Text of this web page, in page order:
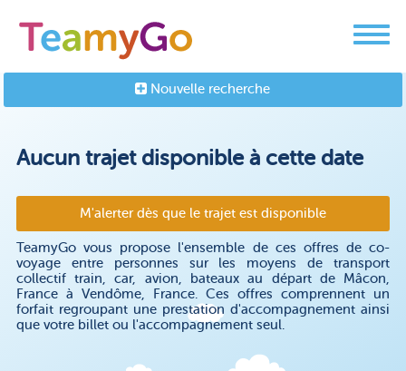
Nouvelle recherche
Aucun trajet disponible à cette date
M'alerter dès que le trajet est disponible
TeamyGo vous propose l'ensemble de ces offres de co-
voyage entre personnes sur les moyens de transport
collectif train, car, avion, bateaux au départ de Mâcon,
France à Vendôme, France. Ces offres comprennent un
forfait regroupant une prestation d'accompagnement ainsi
que votre billet ou l'accompagnement seul.